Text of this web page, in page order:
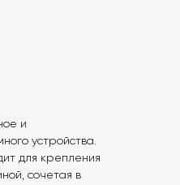
и
устройства.
для крепления
сочетая в